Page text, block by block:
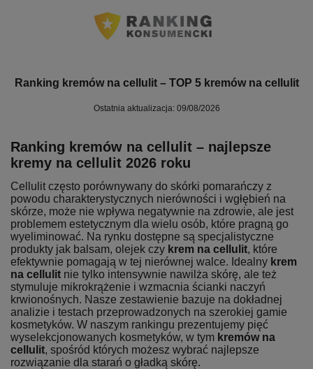
Ranking kremów na cellulit – TOP 5 kremów na cellulit
Ostatnia aktualizacja: 09/08/2026
Ranking kremów na cellulit – najlepsze
kremy na cellulit 2026 roku
Cellulit często porównywany do skórki pomarańczy z
powodu charakterystycznych nierówności i wgłębień na
skórze, może nie wpływa negatywnie na zdrowie, ale jest
problemem estetycznym dla wielu osób, które pragną go
wyeliminować. Na rynku dostępne są specjalistyczne
produkty jak balsam, olejek czy krem na cellulit, które
efektywnie pomagają w tej nierównej walce. Idealny krem
na cellulit nie tylko intensywnie nawilża skórę, ale też
stymuluje mikrokrążenie i wzmacnia ścianki naczyń
krwionośnych. Nasze zestawienie bazuje na dokładnej
analizie i testach przeprowadzonych na szerokiej gamie
kosmetyków. W naszym rankingu prezentujemy pięć
wyselekcjonowanych kosmetyków, w tym kremów na
cellulit, spośród których możesz wybrać najlepsze
rozwiązanie dla starań o gładką skórę.